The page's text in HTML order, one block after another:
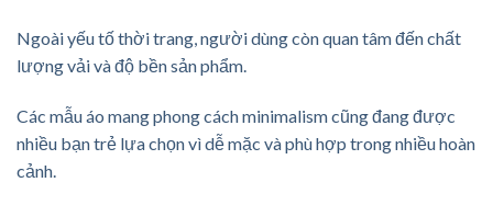
Ngoài yếu tố thời trang, người dùng còn quan tâm đến chất
lượng vải và độ bền sản phẩm.
Các mẫu áo mang phong cách minimalism cũng đang được
nhiều bạn trẻ lựa chọn vì dễ mặc và phù hợp trong nhiều hoàn
cảnh.